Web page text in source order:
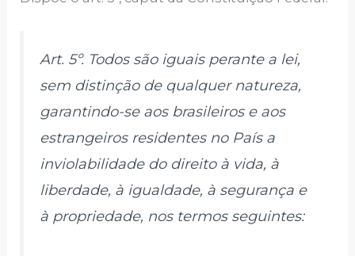
Art. 5º. Todos são iguais perante a lei,
sem distinção de qualquer natureza,
garantindo-se aos brasileiros e aos
estrangeiros residentes no País a
inviolabilidade do direito à vida, à
liberdade, à igualdade, à segurança e
à propriedade, nos termos seguintes: